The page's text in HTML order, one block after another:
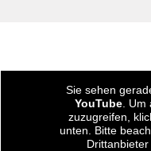
Sie sehen
YouTube. Um
zuzugreifen,
unten. Bitte